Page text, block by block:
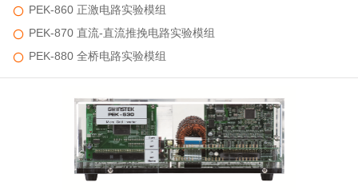
PEK-860 正激电路实验模组
PEK-870 直流-直流推挽电路实验模组
PEK-880 全桥电路实验模组